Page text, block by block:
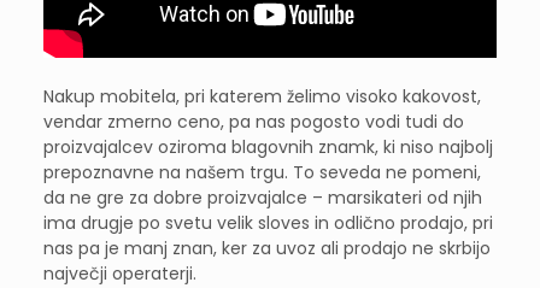
Nakup mobitela, pri katerem želimo visoko kakovost,
vendar zmerno ceno, pa nas pogosto vodi tudi do
proizvajalcev oziroma blagovnih znamk, ki niso najbolj
prepoznavne na našem trgu. To seveda ne pomeni,
da ne gre za dobre proizvajalce – marsikateri od njih
ima drugje po svetu velik sloves in odlično prodajo, pri
nas pa je manj znan, ker za uvoz ali prodajo ne skrbijo
največji operaterji.